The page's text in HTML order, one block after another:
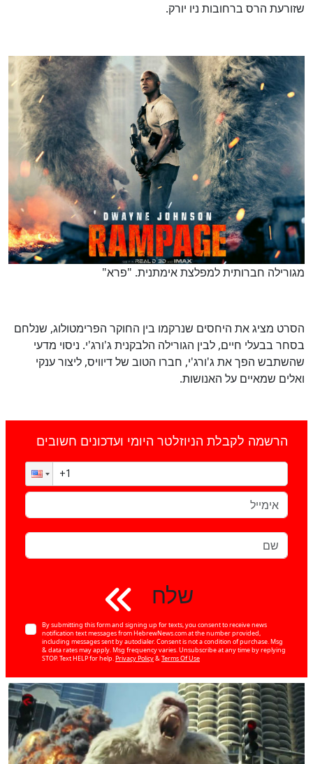
שזורעת הרס ברחובות ניו יורק.
מגורילה חברותית למפלצת אימתנית. "פרא"
הסרט מציג את היחסים שנרקמו בין החוקר הפרימטולוג, שנלחם
בסחר בבעלי חיים, לבין הגורילה הלבקנית ג'ורג'י. ניסוי מדעי
שהשתבש הפך את ג'ורג'י, חברו הטוב של דיוויס, ליצור ענקי
ואלים שמאיים על האנושות.
הרשמה לקבלת הניוזלטר היומי ועדכונים חשובים
שלח
By submitting this form and signing up for texts, you consent to receive news
notification text messages from HebrewNews.com at the number provided,
including messages sent by autodialer. Consent is not a condition of purchase. Msg
& data rates may apply. Msg frequency varies. Unsubscribe at any time by replying
STOP. Text HELP for help. Privacy Policy& Terms Of Use